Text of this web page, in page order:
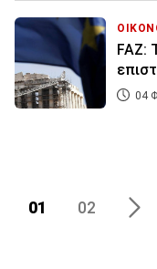
FAZ:
04
01 02